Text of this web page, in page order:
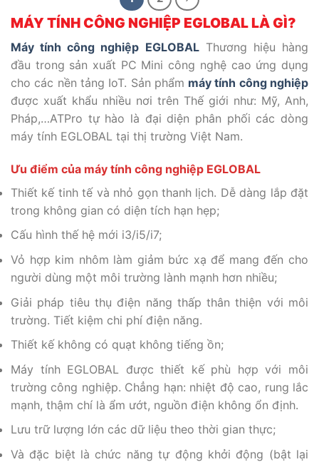
MÁY TÍNH CÔNG NGHIỆP EGLOBAL LÀ GÌ?
Máy tính công nghiệp EGLOBALThương hiệu hàng
đầu trong sản xuất PC Mini công nghệ cao ứng dụng
cho các nền tảng IoT. Sản phẩm máy tính công nghiệp
được xuất khẩu nhiều nơi trên Thế giới như: Mỹ, Anh,
Pháp,…ATPro tự hào là đại diện phân phối các dòng
máy tính EGLOBAL tại thị trường Việt Nam.
Ưu điểm của máy tính công nghiệp EGLOBAL
Thiết kế tinh tế và nhỏ gọn thanh lịch. Dễ dàng lắp đặt
trong không gian có diện tích hạn hẹp;
Cấu hình thế hệ mới i3/i5/i7;
Vỏ hợp kim nhôm làm giảm bức xạ để mang đến cho
người dùng một môi trường lành mạnh hơn nhiều;
Giải pháp tiêu thụ điện năng thấp thân thiện với môi
trường. Tiết kiệm chi phí điện năng.
Thiết kế không có quạt không tiếng ồn;
Máy tính EGLOBAL được thiết kế phù hợp với môi
trường công nghiệp. Chẳng hạn: nhiệt độ cao, rung lắc
mạnh, thậm chí là ẩm ướt, nguồn điện không ổn định.
Lưu trữ lượng lớn các dữ liệu theo thời gian thực;
Và đặc biệt là chức năng tự động khởi động (bật lại